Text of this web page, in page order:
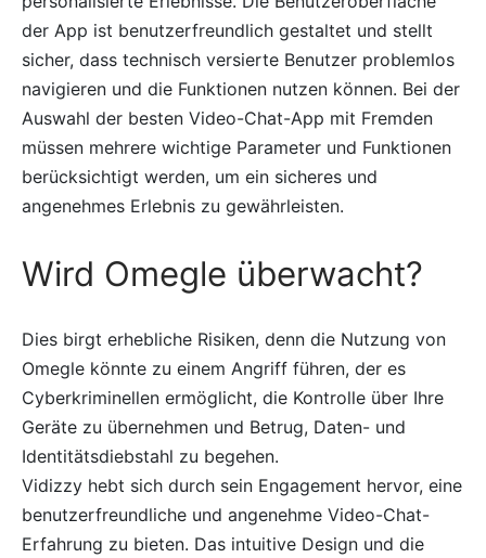
der App ist benutzerfreundlich gestaltet und stellt
sicher, dass technisch versierte Benutzer problemlos
navigieren und die Funktionen nutzen können. Bei der
Auswahl der besten Video-Chat-App mit Fremden
müssen mehrere wichtige Parameter und Funktionen
berücksichtigt werden, um ein sicheres und
angenehmes Erlebnis zu gewährleisten.
Wird Omegle überwacht?
Dies birgt erhebliche Risiken, denn die Nutzung von
Omegle könnte zu einem Angriff führen, der es
Cyberkriminellen ermöglicht, die Kontrolle über Ihre
Geräte zu übernehmen und Betrug, Daten- und
Identitätsdiebstahl zu begehen.
Vidizzy hebt sich durch sein Engagement hervor, eine
benutzerfreundliche und angenehme Video-Chat-
Erfahrung zu bieten. Das intuitive Design und die